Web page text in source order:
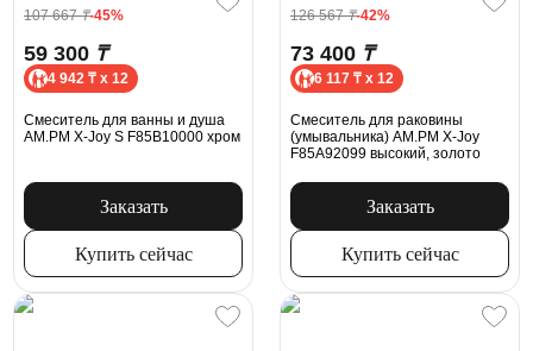
107 667₸-45%
59 300 ₸
4 942 ₸ x 12
Смеситель для ванны и душа
AM.PM X-Joy S F85B10000 хром
Заказать
Купить сейчас
126 567₸-42%
73 400 ₸
6 117 ₸ x 12
Смеситель для раковины
(умывальника) AM.PM X-Joy
F85A92099 высокий, золото
Заказать
Купить сейчас